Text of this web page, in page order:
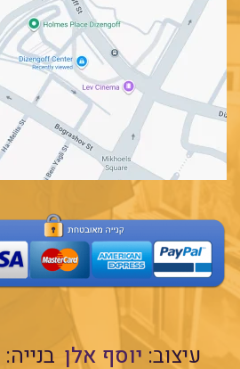
עיצוב:יוסף אלן בנייה: